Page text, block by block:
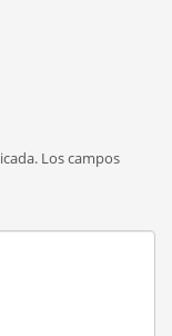
Los campos